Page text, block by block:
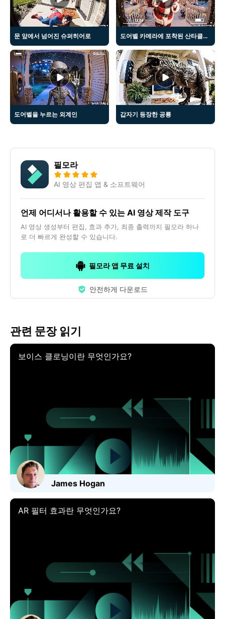
문 앞에서 넘어진 슈퍼히어로 도어벨 카메라에 포착된 산타클로스
도어벨을 누르는 외계인 갑자기 등장한 공룡
필모라
AI 영상 편집 앱 & 소프트웨어
언제 어디서나 활용할 수 있는 AI 영상 제작 도구
AI 영상 생성부터 편집, 효과 추가, 최종 출력까지 필모라 하나
로 더 빠르게 완성할 수 있습니다.
필모라 앱 무료 설치
안전하게 다운로드
관련 문장 읽기
보이스 클로닝이란 무엇인가요?
James Hogan
AR 필터 효과란 무엇인가요?